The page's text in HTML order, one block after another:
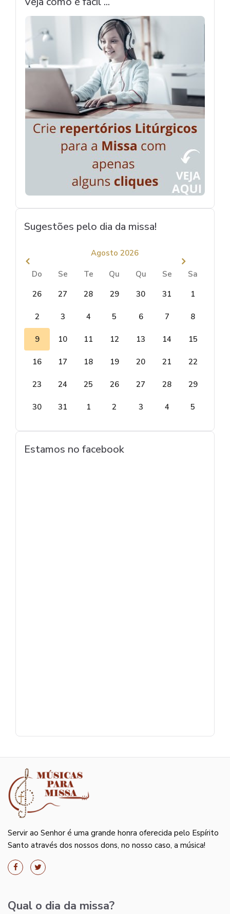
Sugestões pelo dia da missa!
Agosto 2026
Do Se Te Qu Qu Se
Sa
26
27 28 29 30 31 1
2 3 4 5 6 7 8
9 10 11 12 13 14 15
16 17 18 19 20 21 22
23 24 25 26 27 28 29
30 31 1 2 3 4 5
Estamos no facebook
Servir ao Senhor é uma grande honra oferecida pelo Espírito
Santo através dos nossos dons, no nosso caso, a música!
Qual o dia da missa?